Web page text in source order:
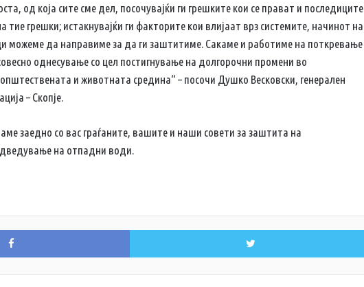
од која сите сме дел, посочувајќи ги грешките кои се прават и последиците
тие грешки; истакнувајќи ги факторите кои влијаат врз системите, начинот на
можеме да направиме за да ги заштитиме. Сакаме и работиме на поткревање
однесување со цел постигнување на долгорочни промени во
и животната средина“ – посочи Душко Весковски, генерален
– Скопје.
заедно со вас граѓаните, вашите и наши совети за заштита на
на отпадни води.
Facebook